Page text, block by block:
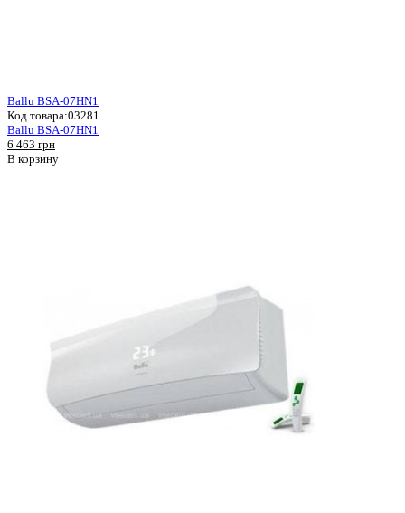
Ballu BSA-07HN1
Код товара:03281
Ballu BSA-07HN1
6 463 грн
В корзину